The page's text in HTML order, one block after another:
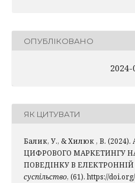
ОПУБЛІКОВАНО
2024-
ЯК ЦИТУВАТИ
Балик, У., & Хилюк , В.
ЦИФРОВОГО МАРКЕТИНГУ
ПОВЕДІНКУ В ЕЛЕКТРОННІЙ
суспільство, (61). https://